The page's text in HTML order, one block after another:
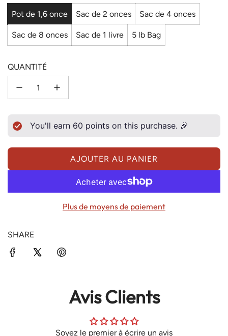
Pot de 1,6 once
Sac de 2 onces Sac de 4 onces
Sac de 8 onces Sac de 1 livre 5 lb Bag
QUANTITÉ
You'll earn 60 points on this purchase. 🎉
AJOUTER AU PANIER
C
.
.
.
Plus de moyens de paiement
SHARE
Avis Clients
Soyez le premier à écrire un avis